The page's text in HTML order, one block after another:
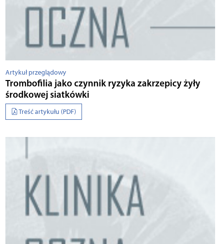
Artykuł przeglądowy
Trombofilia jako czynnik ryzyka zakrzepicy żyły
środkowej siatkówki
Treść artykułu (PDF)